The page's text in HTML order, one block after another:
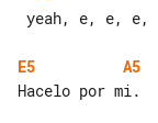
E5
A5